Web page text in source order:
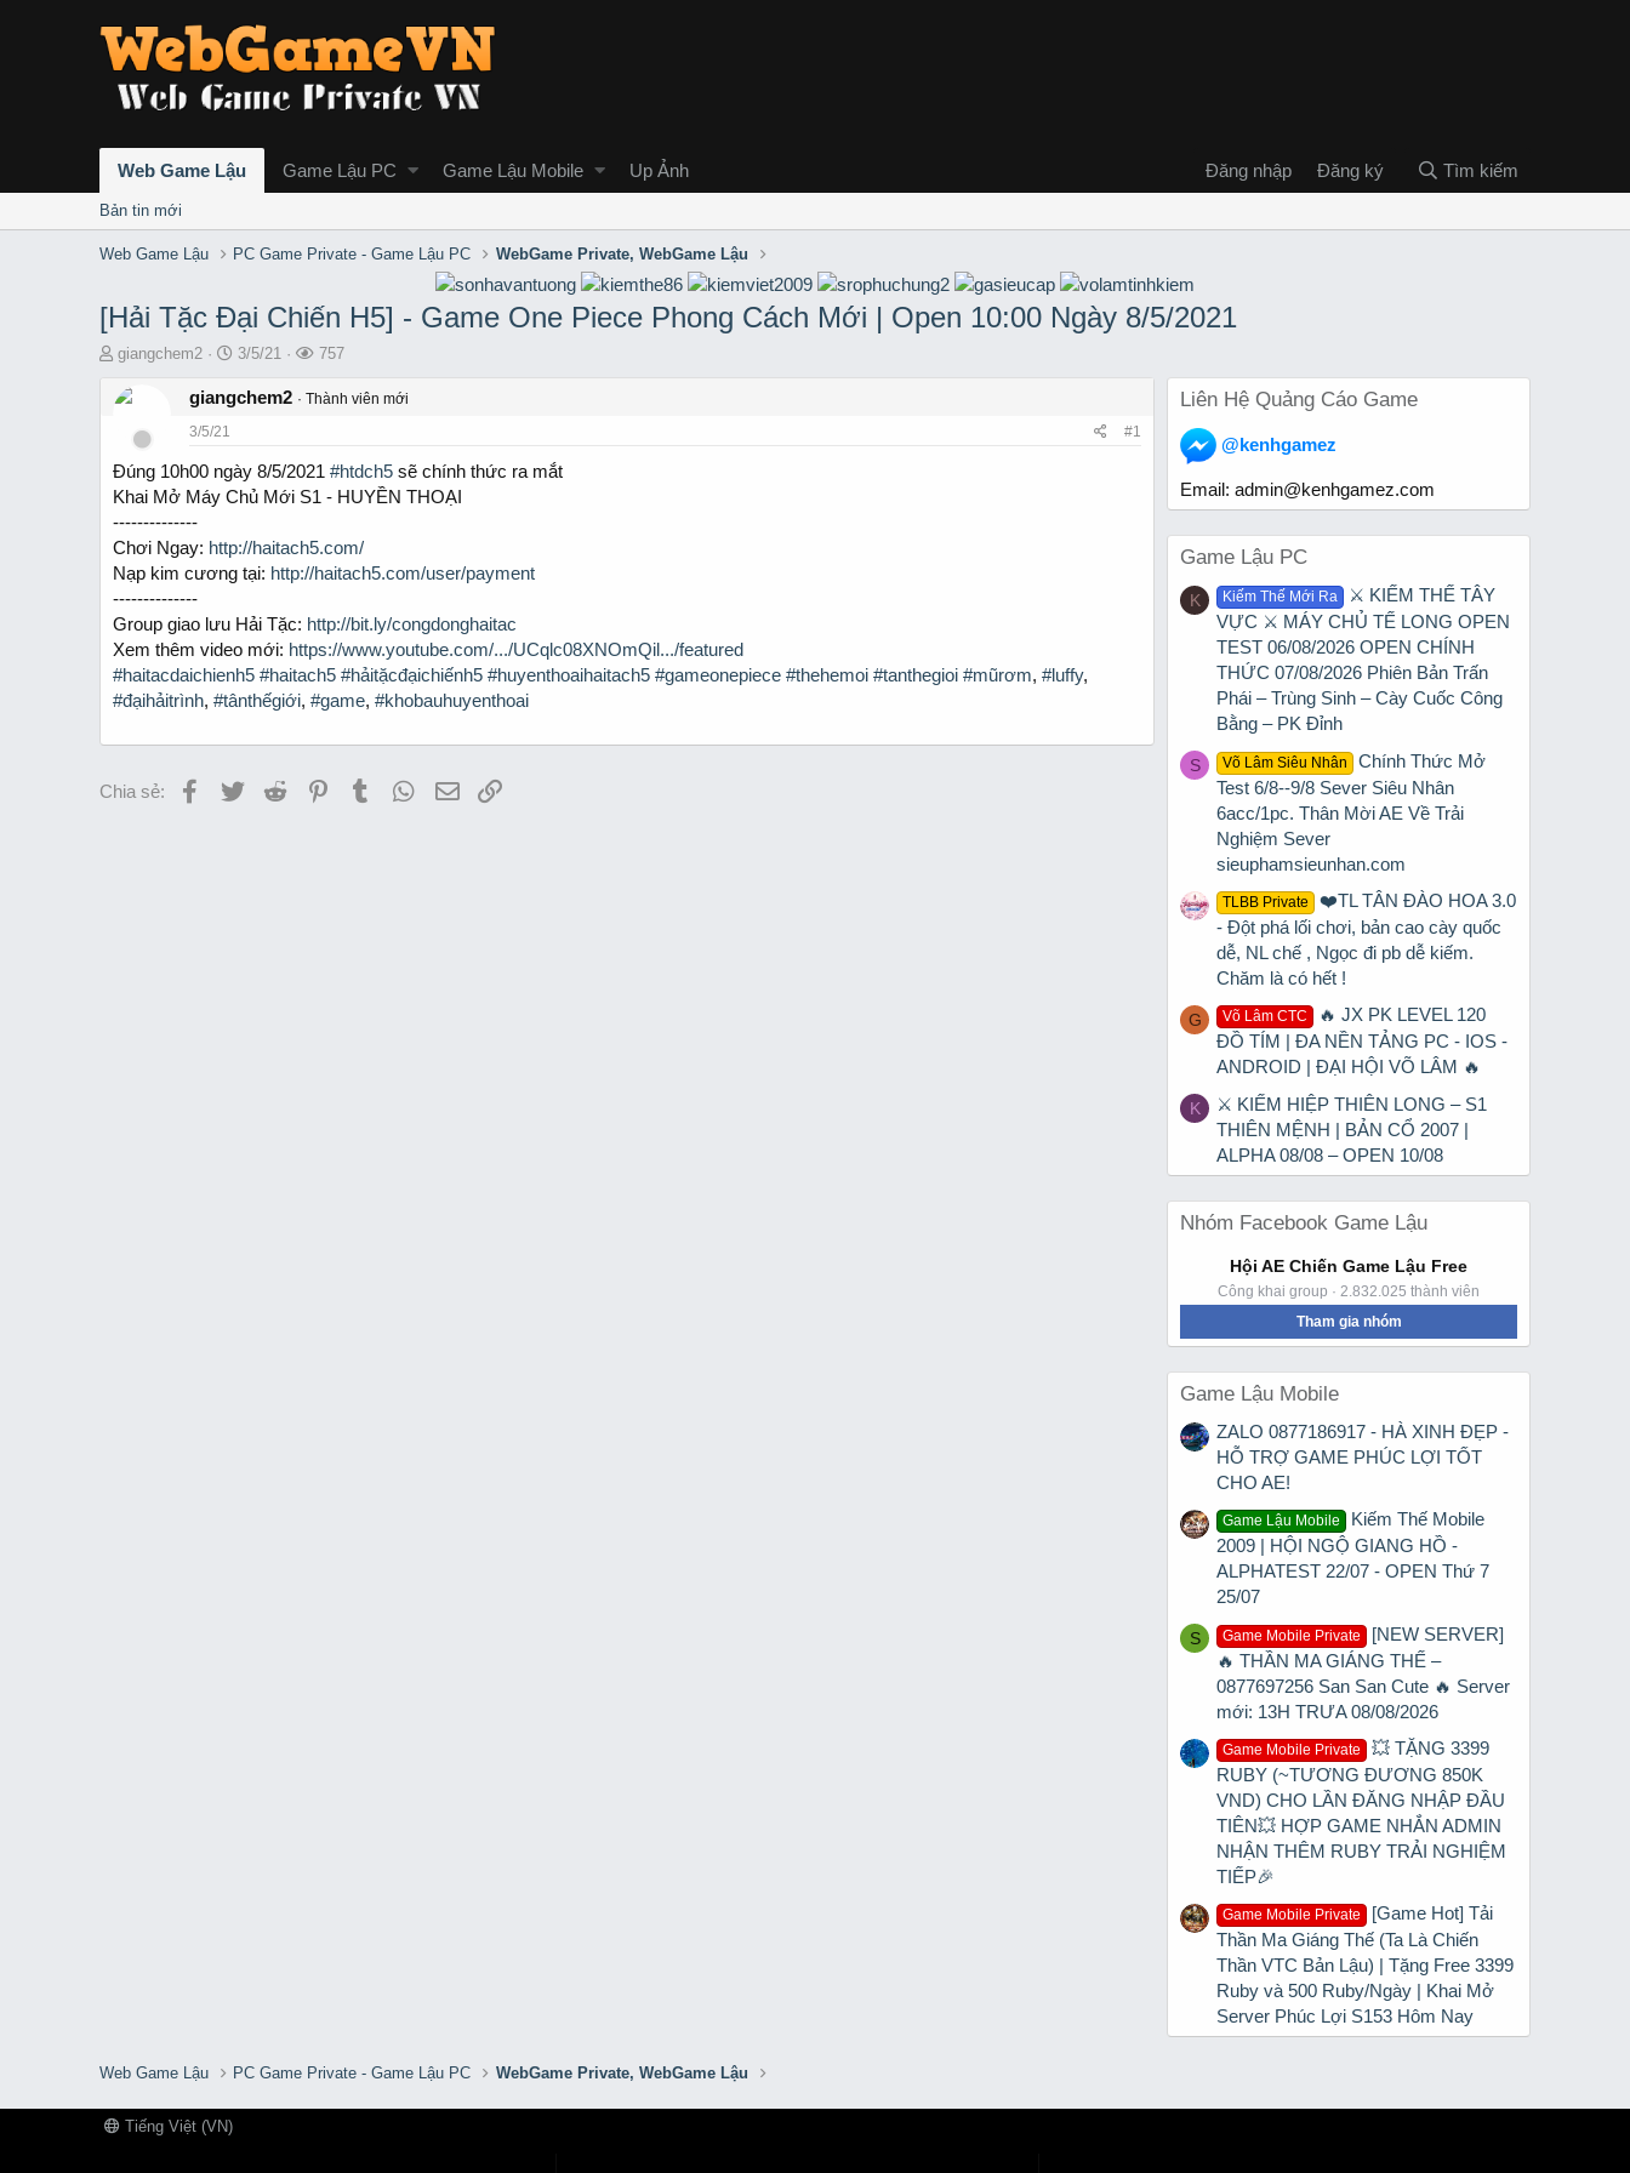
Web Game Lậu Game Lậu PC Game Lậu Mobile Up Ảnh Đăng nhập Đăng ký Tìm kiếm
Bản tin mới
Web Game Lậu PC Game Private - Game Lậu PC WebGame Private, WebGame Lậu
[Hải Tặc Đại Chiến H5] - Game One Piece Phong Cách Mới | Open 10:00 Ngày 8/5/2021
T
r
d
s
t
a
r
t
r
giangchem2
S
a
d
a
t
3/5/21
L
ợ
e
m
757
giangchem2
Thành viên mới
3/5/21
#1
Đúng 10h00 ngày 8/5/2021 #htdch5 sẽ chính thức ra mắt
Khai Mở Máy Chủ Mới S1 - HUYỀN THOẠI
--------------
Chơi Ngay: http://haitach5.com/
Nạp kim cương tại: http://haitach5.com/user/payment
--------------
Group giao lưu Hải Tặc: http://bit.ly/congdonghaitac
Xem thêm video mới: https://www.youtube.com/.../UCqlc08XNOmQil.../featured
#haitacdaichienh5 #haitach5 #hảitặcđạichiếnh5 #huyenthoaihaitach5 #gameonepiece #thehemoi #tanthegioi #mũrơm, #luffy,
#đạihảitrình, #tânthếgiới, #game, #khobauhuyenthoai
Chia sẻ: Facebook
TwitterReddit PinterestTumblr WhatsApp
EmailLink
Liên Hệ Quảng Cáo Game
@kenhgamez
Email: admin@kenhgamez.com
Game Lậu PC
K Kiếm Thế Mới Ra
⚔️ KIẾM THẾ TÂY
VỰC ⚔️ MÁY CHỦ TẾ LONG OPEN
TEST 06/08/2026 OPEN CHÍNH
THỨC 07/08/2026 Phiên Bản Trấn
Phái – Trùng Sinh – Cày Cuốc Công
Bằng – PK Đỉnh
S Võ Lâm Siêu Nhân
Chính Thức Mở
Test 6/8--9/8 Sever Siêu Nhân
6acc/1pc. Thân Mời AE Về Trải
Nghiệm Sever
sieuphamsieunhan.com
TLBB Private
❤️TL TÂN ĐÀO HOA 3.0
- Đột phá lối chơi, bản cao cày quốc
dễ, NL chế , Ngọc đi pb dễ kiếm.
Chăm là có hết !
G Võ Lâm CTC
🔥 JX PK LEVEL 120
ĐỒ TÍM | ĐA NỀN TẢNG PC - IOS -
ANDROID | ĐẠI HỘI VÕ LÂM 🔥
K
⚔ KIẾM HIỆP THIÊN LONG – S1
THIÊN MỆNH | BẢN CỔ 2007 |
ALPHA 08/08 – OPEN 10/08
Nhóm Facebook Game Lậu
Hội AE Chiến Game Lậu Free
Công khai group · 2.832.025 thành viên
Tham gia nhóm
Game Lậu Mobile
ZALO 0877186917 - HÀ XINH ĐẸP -
HỖ TRỢ GAME PHÚC LỢI TỐT
CHO AE!
Game Lậu Mobile
Kiếm Thế Mobile
2009 | HỘI NGỘ GIANG HỒ -
ALPHATEST 22/07 - OPEN Thứ 7
25/07
S Game Mobile Private
[NEW SERVER]
🔥 THẦN MA GIÁNG THẾ –
0877697256 San San Cute 🔥 Server
mới: 13H TRƯA 08/08/2026
Game Mobile Private
💥 TẶNG 3399
RUBY (~TƯƠNG ĐƯƠNG 850K
VND) CHO LẦN ĐĂNG NHẬP ĐẦU
TIÊN💥 HỢP GAME NHẮN ADMIN
NHẬN THÊM RUBY TRẢI NGHIỆM
TIẾP🎉
Game Mobile Private
[Game Hot] Tải
Thần Ma Giáng Thế (Ta Là Chiến
Thần VTC Bản Lậu) | Tặng Free 3399
Ruby và 500 Ruby/Ngày | Khai Mở
Server Phúc Lợi S153 Hôm Nay
Web Game Lậu PC Game Private - Game Lậu PC WebGame Private, WebGame Lậu
Tiếng Việt (VN)